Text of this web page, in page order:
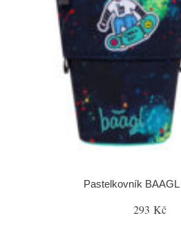
Pastelkovník
293 Kč